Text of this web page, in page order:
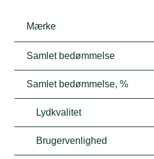
Mærke
Samlet bedømmelse
Samlet bedømmelse, %
Lydkvalitet
Brugervenlighed